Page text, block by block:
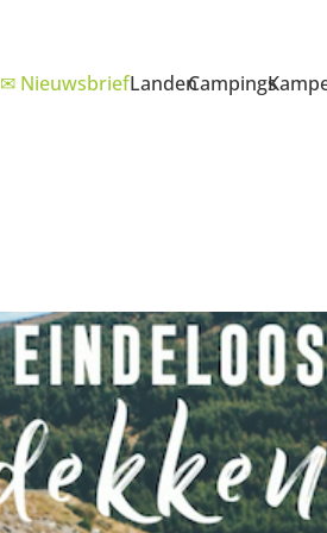
✉ NieuwsbriefLandenCampings